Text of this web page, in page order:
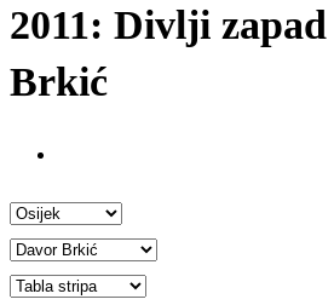
2011: Divlji
Brkić